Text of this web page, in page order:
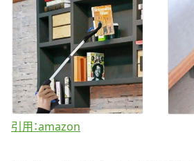
引用：amazon